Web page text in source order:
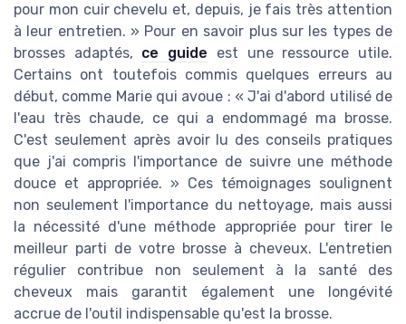
pour mon cuir chevelu et, depuis, je fais très attention
à leur entretien. » Pour en savoir plus sur les types de
brosses adaptés, ce guide est une ressource utile.
Certains ont toutefois commis quelques erreurs au
début, comme Marie qui avoue : « J'ai d'abord utilisé de
l'eau très chaude, ce qui a endommagé ma brosse.
C'est seulement après avoir lu des conseils pratiques
que j'ai compris l'importance de suivre une méthode
douce et appropriée. » Ces témoignages soulignent
non seulement l'importance du nettoyage, mais aussi
la nécessité d'une méthode appropriée pour tirer le
meilleur parti de votre brosse à cheveux. L'entretien
régulier contribue non seulement à la santé des
cheveux mais garantit également une longévité
accrue de l'outil indispensable qu'est la brosse.